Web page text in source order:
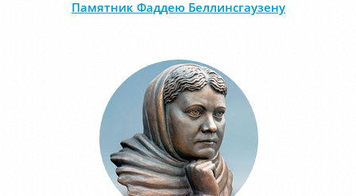
Памятник Фаддею Беллинсгаузену